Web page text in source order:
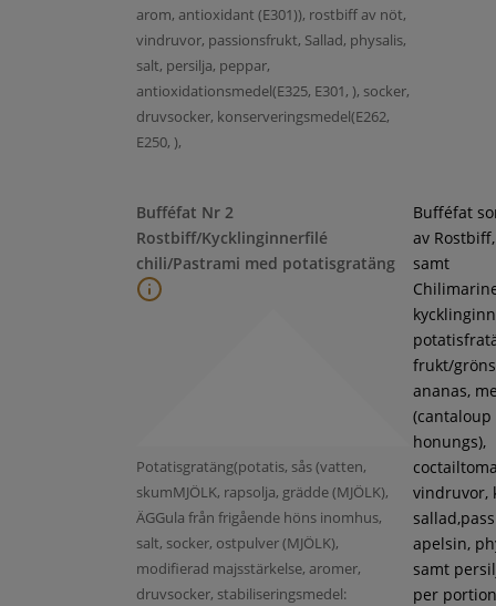
arom, antioxidant (E301)), rostbiff av nöt,
vindruvor, passionsfrukt, Sallad, physalis,
salt, persilja, peppar,
antioxidationsmedel(E325, E301, ), socker,
druvsocker, konserveringsmedel(E262,
E250, ),
Bufféfat Nr 2
Rostbiff/Kycklinginnerfilé
chili/Pastrami med potatisgratäng
Potatisgratäng(potatis, sås (vatten,
skumMJÖLK, rapsolja, grädde (MJÖLK),
ÄGGula från frigående höns inomhus,
salt, socker, ostpulver (MJÖLK),
modifierad majsstärkelse, aromer,
druvsocker, stabiliseringsmedel:
Bufféfat
av
samt
frukt/
ananas,
(cantaloup
honungs),
vindruvor,
apelsin,
samt
per